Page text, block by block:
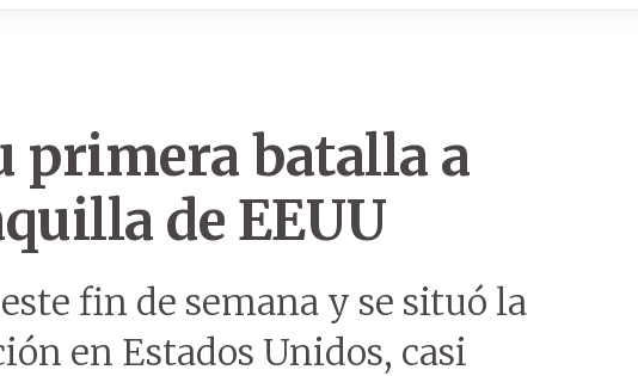
primera batalla a
de EEUU
fin de semana y se situó la
en Estados Unidos, casi